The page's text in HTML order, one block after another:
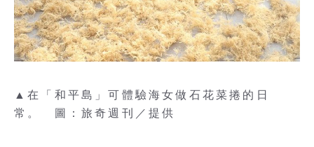
▲在「和平島」可體驗海女做石花菜捲的日
常。 圖：旅奇週刊／提供